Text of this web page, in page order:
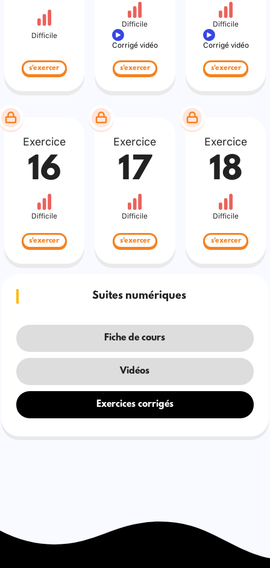
Difficile
s'exercer
Difficile
Corrigé vidéo
s'exercer
Difficile
Corrigé vidéo
s'exercer
Exercice
16
Difficile
s'exercer
Exercice
17
Difficile
s'exercer
Exercice
18
Difficile
s'exercer
Suites numériques
Fiche de cours
Vidéos
Exercices corrigés